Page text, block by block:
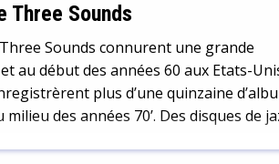
Three Sounds
Sounds connurent une grande
au début des années 60 aux Etats-
plus d’une quinzaine
des années 70’. Des disques de